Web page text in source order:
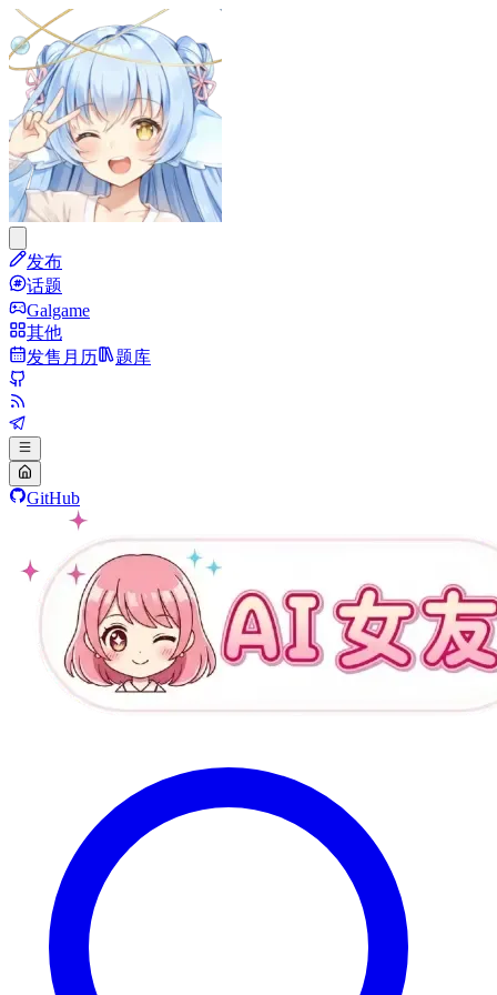
发布
话题
Galgame
其他
发售月历
题库
GitHub